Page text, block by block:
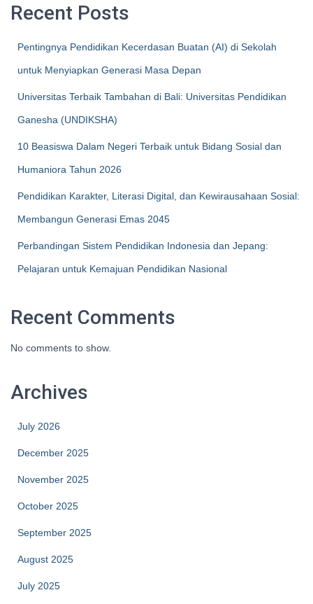
Recent Posts
Pentingnya Pendidikan Kecerdasan Buatan (AI) di Sekolah
untuk Menyiapkan Generasi Masa Depan
Universitas Terbaik Tambahan di Bali: Universitas Pendidikan
Ganesha (UNDIKSHA)
10 Beasiswa Dalam Negeri Terbaik untuk Bidang Sosial dan
Humaniora Tahun 2026
Pendidikan Karakter, Literasi Digital, dan Kewirausahaan Sosial:
Membangun Generasi Emas 2045
Perbandingan Sistem Pendidikan Indonesia dan Jepang:
Pelajaran untuk Kemajuan Pendidikan Nasional
Recent Comments
No comments to show.
Archives
July 2026
December 2025
November 2025
October 2025
September 2025
August 2025
July 2025